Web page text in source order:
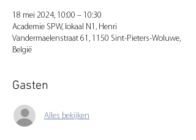
18 mei 2024, 10:00 – 10:30
Academie SPW, lokaal N1, Henri
Vandermaelenstraat 61, 1150 Sint-Pieters-Woluwe,
België
Gasten
Alles bekijken